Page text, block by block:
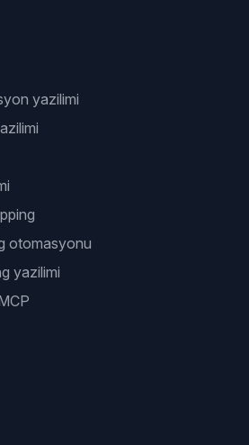
yazilimi
otomasyonu
yazilimi